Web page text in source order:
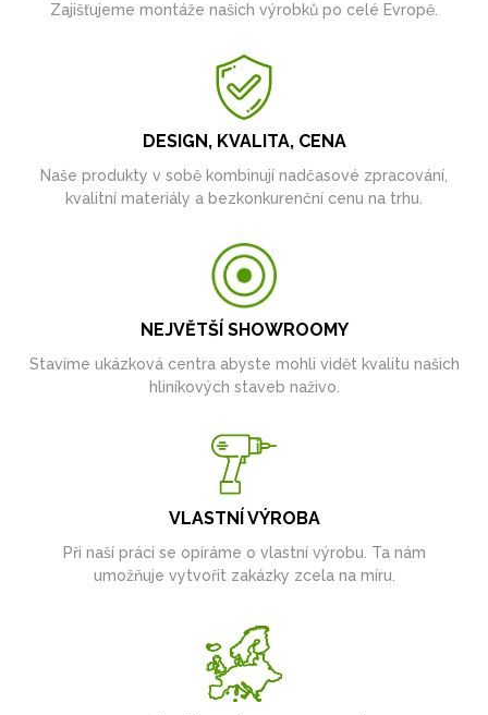
Zajišťujeme montáže našich výrobků po celé Evropě.
DESIGN, KVALITA, CENA
Naše produkty v sobě kombinují nadčasové zpracování,
kvalitní materiály a bezkonkurenční cenu na trhu.
NEJVĚTŠÍ SHOWROOMY
Stavíme ukázková centra abyste mohli vidět kvalitu našich
hliníkových staveb naživo.
VLASTNÍ VÝROBA
Při naší práci se opíráme o vlastní výrobu. Ta nám
umožňuje vytvořit zakázky zcela na míru.